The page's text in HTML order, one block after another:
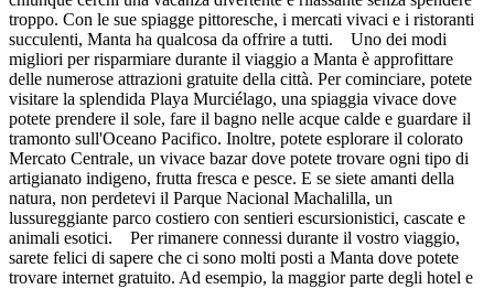
troppo. Con le sue spiagge pittoresche, i mercati vivaci e i ristoranti
succulenti, Manta ha qualcosa da offrire a tutti. Uno dei modi
migliori per risparmiare durante il viaggio a Manta è approfittare
delle numerose attrazioni gratuite della città. Per cominciare, potete
visitare la splendida Playa Murciélago, una spiaggia vivace dove
potete prendere il sole, fare il bagno nelle acque calde e guardare il
tramonto sull'Oceano Pacifico. Inoltre, potete esplorare il colorato
Mercato Centrale, un vivace bazar dove potete trovare ogni tipo di
artigianato indigeno, frutta fresca e pesce. E se siete amanti della
natura, non perdetevi il Parque Nacional Machalilla, un
lussureggiante parco costiero con sentieri escursionistici, cascate e
animali esotici. Per rimanere connessi durante il vostro viaggio,
sarete felici di sapere che ci sono molti posti a Manta dove potete
trovare internet gratuito. Ad esempio, la maggior parte degli hotel e